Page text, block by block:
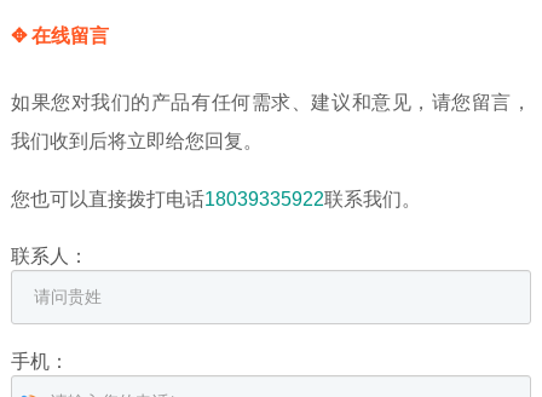
✥ 在线留言
如果您对我们的产品有任何需求、建议和意见，请您留言，
我们收到后将立即给您回复。
您也可以直接拨打电话18039335922联系我们。
联系人：
手机：